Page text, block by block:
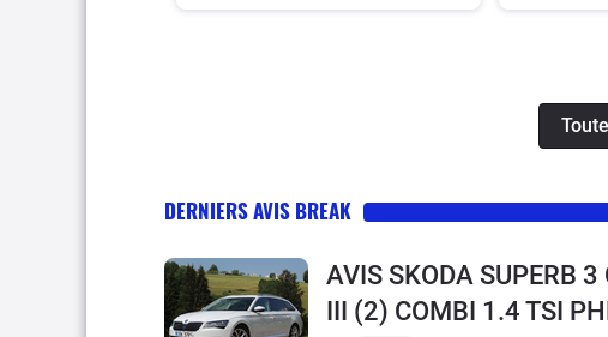
DERNIERS AVIS BREAK
AVIS SKODA SUPERB 3
III (2) COMBI 1.4 TSI